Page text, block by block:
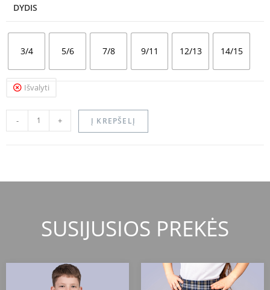
DYDIS
3/4 5/6 7/8 9/11 12/13 14/15
Išvalyti
- + Į KREPŠELĮ
SUSIJUSIOS PREKĖS